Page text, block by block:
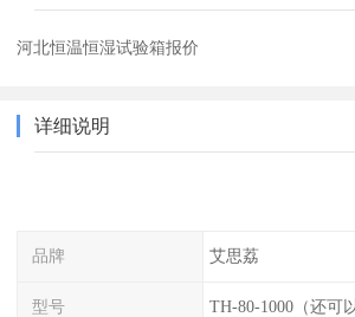
河北恒温恒湿试验箱报价
详细说明
品牌 艾思荔
型号 TH-80-1000（还可